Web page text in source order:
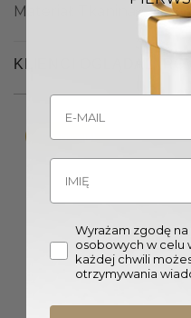
Materiał: Tkanina
KLIENCI OGLĄDALI
Promocja!
Wyrażam zgodę
osobowych w celu
każdej chwili
otrzymywania